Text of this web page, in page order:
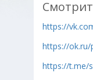
https://
https://ok.ru/
https://t.me/